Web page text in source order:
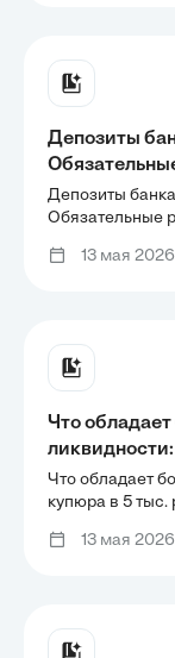
Депозиты
руб. Каким
денег со
(ΔM1), если
руб., а банки
Депозиты
Обязательные
всей13 мая 2026
Что
банке?
Что обладает
купюра в 5
13 мая 2026